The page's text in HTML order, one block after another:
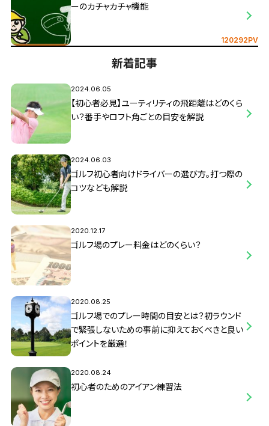
ーのカチャカチャ機能
120292PV
新着記事
2024.06.05
【初心者必見】ユーティリティの飛距離はどのくら
い？番手やロフト角ごとの目安を解説
2024.06.03
ゴルフ初心者向けドライバーの選び方。打つ際の
コツなども解説
2020.12.17
ゴルフ場のプレー料金はどのくらい？
2020.08.25
ゴルフ場でのプレー時間の目安とは？初ラウンド
で緊張しないための事前に抑えておくべきと良い
ポイントを厳選！
2020.08.24
初心者のためのアイアン練習法